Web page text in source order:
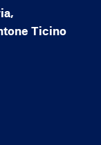
Ticino